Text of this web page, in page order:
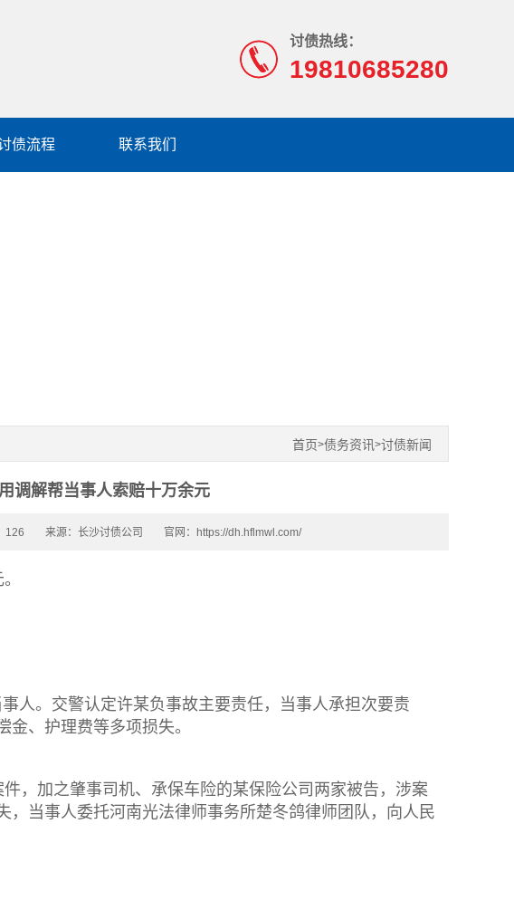
讨债热线：
19810685280
债流程 联系我们
首页>债务资讯>讨债新闻
调解帮当事人索赔十万余元
126 来源：长沙讨债公司 官网：https://dh.hflmwl.com/
人。交警认定许某负事故主要责任，当事人承担次要责
、护理费等多项损失。
，加之肇事司机、承保车险的某保险公司两家被告，涉案
，当事人委托河南光法律师事务所楚冬鸽律师团队，向人民